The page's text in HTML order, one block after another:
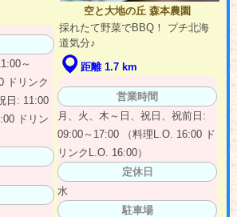
～
ドリンク
日: 11:00
ドリン
空と大地の丘 森本農園
採れたて野菜でBBQ！ プチ北海
道気分♪
距離 1.7 km
営業時間
月、火、木～日、祝日、祝前日:
09:00～17:00 （料理L.O. 16:00 ド
リンクL.O. 16:00）
定休日
水
駐車場